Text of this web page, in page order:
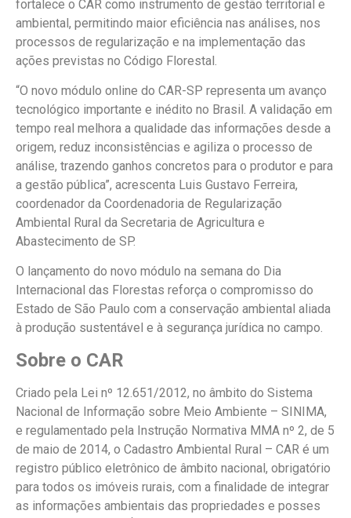
fortalece o CAR como instrumento de gestão territorial e
ambiental, permitindo maior eficiência nas análises, nos
processos de regularização e na implementação das
ações previstas no Código Florestal.
“O novo módulo online do CAR-SP representa um avanço
tecnológico importante e inédito no Brasil. A validação em
tempo real melhora a qualidade das informações desde a
origem, reduz inconsistências e agiliza o processo de
análise, trazendo ganhos concretos para o produtor e para
a gestão pública”, acrescenta Luis Gustavo Ferreira,
coordenador da Coordenadoria de Regularização
Ambiental Rural da Secretaria de Agricultura e
Abastecimento de SP.
O lançamento do novo módulo na semana do Dia
Internacional das Florestas reforça o compromisso do
Estado de São Paulo com a conservação ambiental aliada
à produção sustentável e à segurança jurídica no campo.
Sobre o CAR
Criado pela Lei nº 12.651/2012, no âmbito do Sistema
Nacional de Informação sobre Meio Ambiente – SINIMA,
e regulamentado pela Instrução Normativa MMA nº 2, de 5
de maio de 2014, o Cadastro Ambiental Rural – CAR é um
registro público eletrônico de âmbito nacional, obrigatório
para todos os imóveis rurais, com a finalidade de integrar
as informações ambientais das propriedades e posses